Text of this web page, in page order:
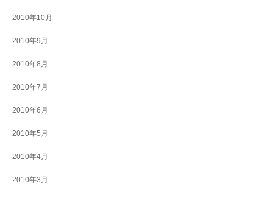
2010年10月
2010年9月
2010年8月
2010年7月
2010年6月
2010年5月
2010年4月
2010年3月